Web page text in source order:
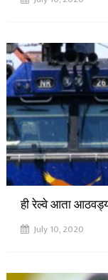
ही रेल्वे आता
July 10, 2020